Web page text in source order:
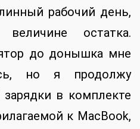
рабочий день,
остатка.
до донышка мне
но я продолжу
в комплекте
к MacBook,